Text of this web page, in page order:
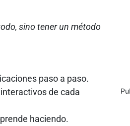
sino tener un método
paso a paso.
de cada
haciendo.